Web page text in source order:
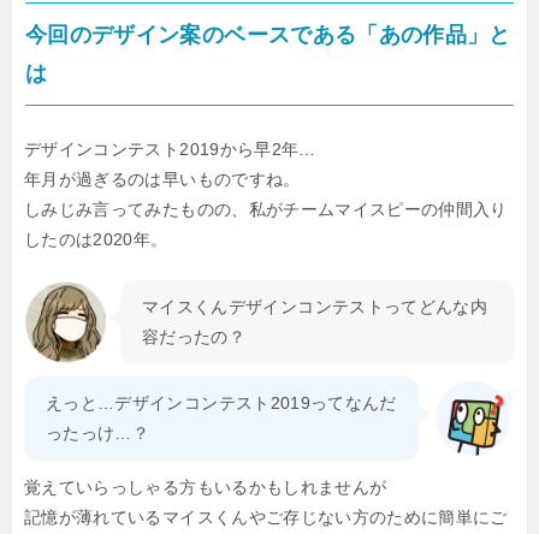
今回のデザイン案のベースである「あの作品」と
は
デザインコンテスト2019から早2年…
年月が過ぎるのは早いものですね。
しみじみ言ってみたものの、私がチームマイスピーの仲間入り
したのは2020年。
マイスくんデザインコンテストってどんな内
容だったの？
えっと…デザインコンテスト2019ってなんだ
ったっけ…？
覚えていらっしゃる方もいるかもしれませんが
記憶が薄れているマイスくんやご存じない方のために簡単にご